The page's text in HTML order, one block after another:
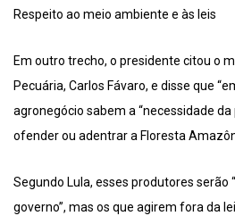
Respeito ao meio ambiente e às leis
Em outro trecho, o presidente citou o
Pecuária, Carlos Fávaro, e disse que
agronegócio sabem a “necessidade
ofender ou adentrar a Floresta
Segundo Lula, esses produtores serão
governo”, mas os que agirem fora da